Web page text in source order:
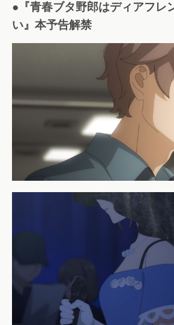
●『青春ブタ野郎はディアフレ
い』本予告解禁